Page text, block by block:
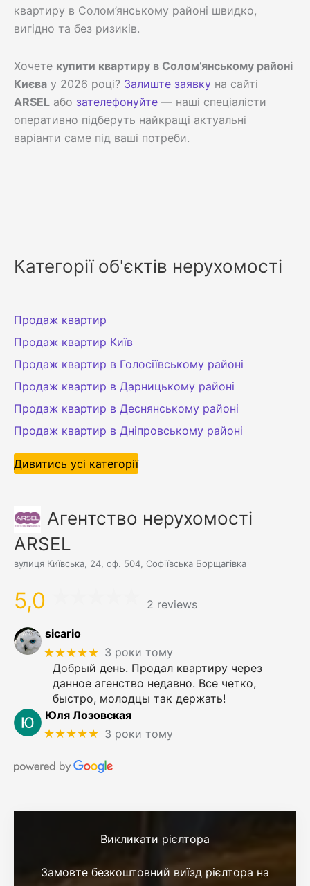
Категорії об'єктів нерухомості
Продаж квартир
Продаж квартир Київ
Продаж квартир в Голосіївському районі
Продаж квартир в Дарницькому районі
Продаж квартир в Деснянському районі
Продаж квартир в Дніпровському районі
Дивитись усі категорії
Агентство нерухомості
ARSEL
вулиця Київська, 24, оф. 504, Софіївська Борщагівка
5,0 2 reviews
sicario
★★★★★ 3 роки тому
Добрый день. Продал квартиру через
данное агенство недавно. Все четко,
быстро, молодцы так держать!
Юля Лозовская
★★★★★ 3 роки тому
Викликати рієлтора
Замовте безкоштовний виїзд рієлтора на
квартиру в Солом’янському районі швидко,
вигідно та без ризиків.
Хочете купити квартиру в Солом’янському районі
Києва у 2026 році? Залиште заявку на сайті
ARSEL або зателефонуйте — наші спеціалісти
оперативно підберуть найкращі актуальні
варіанти саме під ваші потреби.